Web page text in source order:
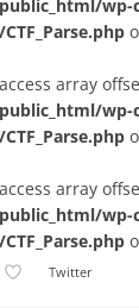
array
array
Twitter